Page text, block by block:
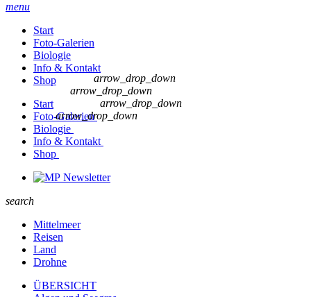
menu
Start
Foto-Galerien
Biologie
Info & Kontakt
Shop
Start
Foto-Galerien
arrow_drop_down
Biologie
arrow_drop_down
Info & Kontakt
arrow_drop_down
Shop
arrow_drop_down
Newsletter
search
Mittelmeer
Reisen
Land
Drohne
ÜBERSICHT